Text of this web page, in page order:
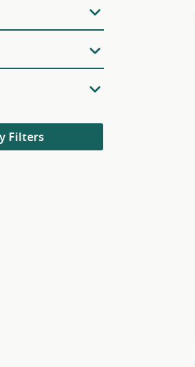
Filters